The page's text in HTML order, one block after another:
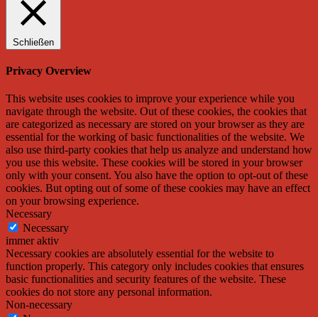
Schließen
Privacy Overview
This website uses cookies to improve your experience while you
navigate through the website. Out of these cookies, the cookies that
are categorized as necessary are stored on your browser as they are
essential for the working of basic functionalities of the website. We
also use third-party cookies that help us analyze and understand how
you use this website. These cookies will be stored in your browser
only with your consent. You also have the option to opt-out of these
cookies. But opting out of some of these cookies may have an effect
on your browsing experience.
Necessary
Necessary
immer aktiv
Necessary cookies are absolutely essential for the website to
function properly. This category only includes cookies that ensures
basic functionalities and security features of the website. These
cookies do not store any personal information.
Non-necessary